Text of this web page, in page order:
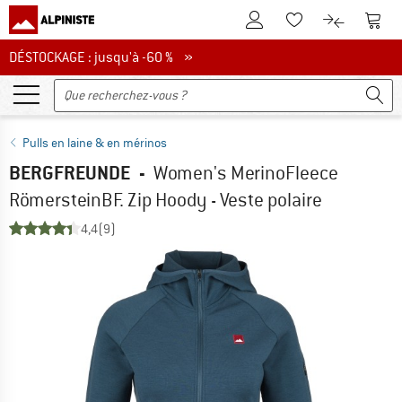
Vers le compte client
Vers la liste
Vers le
DÉSTOCKAGE : jusqu'à -60 %
DÉSTOCKAGE : jusqu'à -60 % »
Pulls en laine & en mérinos
BERGFREUNDE - Women's MerinoFleece
RömersteinBF. Zip Hoody - Veste polaire
4,4(9)